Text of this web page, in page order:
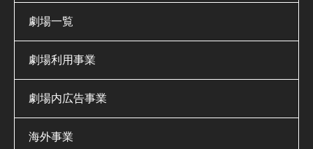
劇場一覧
劇場利用事業
劇場内広告事業
海外事業